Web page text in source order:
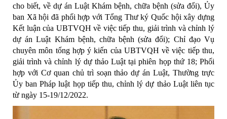
cho biết, về dự án Luật Khám bệnh, chữa bệnh (sửa đổi), Ủy
ban Xã hội đã phối hợp với Tổng Thư ký Quốc hội xây dựng
Kết luận của UBTVQH về việc tiếp thu, giải trình và chỉnh lý
dự án Luật Khám bệnh, chữa bệnh (sửa đổi); Chỉ đạo Vụ
chuyên môn tổng hợp ý kiến của UBTVQH về việc tiếp thu,
giải trình và chỉnh lý dự thảo Luật tại phiên họp thứ 18; Phối
hợp với Cơ quan chủ trì soạn thảo dự án Luật, Thường trực
Ủy ban Pháp luật họp tiếp thu, chỉnh lý dự thảo Luật liên tục
từ ngày 15-19/12/2022.